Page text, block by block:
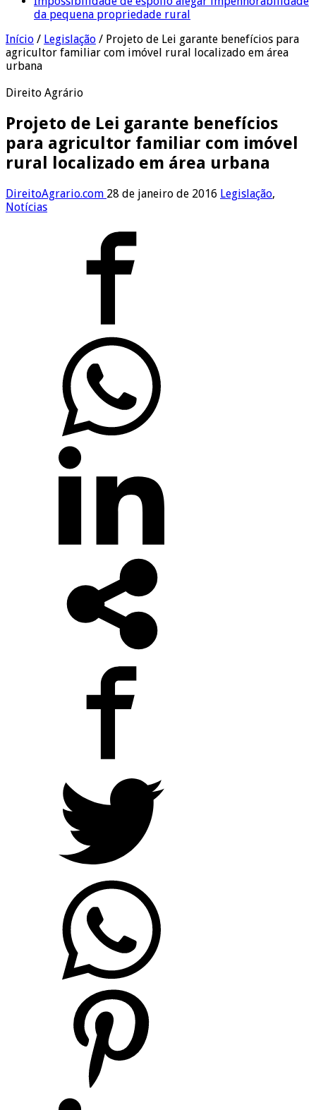
da pequena propriedade rural
Início / Legislação / Projeto de Lei garante benefícios para
agricultor familiar com imóvel rural localizado em área
urbana
Direito Agrário
Projeto de Lei garante benefícios
para agricultor familiar com imóvel
rural localizado em área urbana
DireitoAgrario.com 28 de janeiro de 2016 Legislação,
Notícias